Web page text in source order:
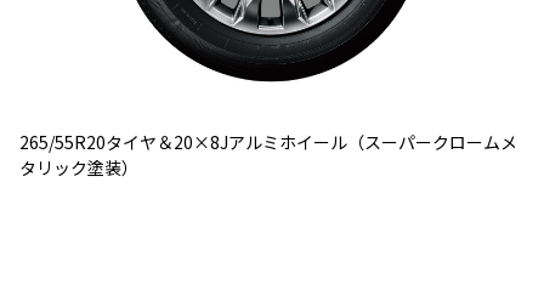
265/55R20タイヤ＆20×8Jアルミホイール（スーパークロームメ
タリック塗装）